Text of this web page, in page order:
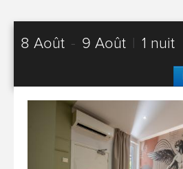
8 Août - 9 Août 1 nuit